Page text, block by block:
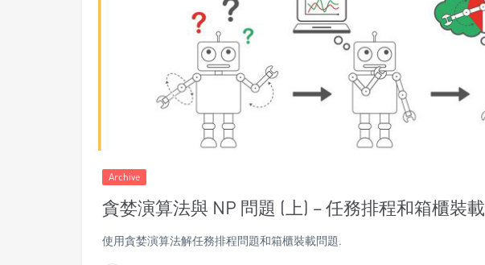
Archive
貪婪演算法與 NP 問題 (上) – 任務排程和箱櫃裝載
使用貪婪演算法解任務排程問題和箱櫃裝載問題.